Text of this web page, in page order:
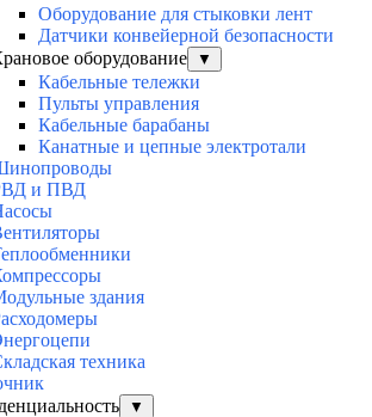
Оборудование для стыковки лент
Датчики конвейерной безопасности
оборудование
▼
Кабельные тележки
Пульты управления
Кабельные барабаны
Канатные и цепные электротали
и ПВД
здания
техника
▼